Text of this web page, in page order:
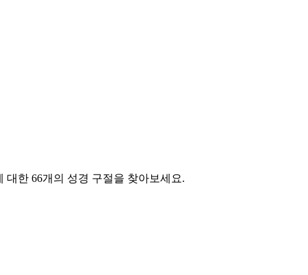
대한 66개의 성경 구절을 찾아보세요.